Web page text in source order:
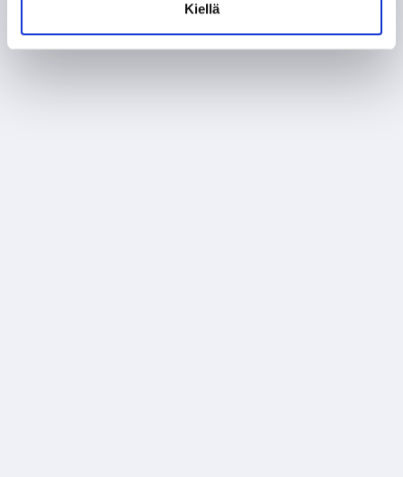
Kiellä